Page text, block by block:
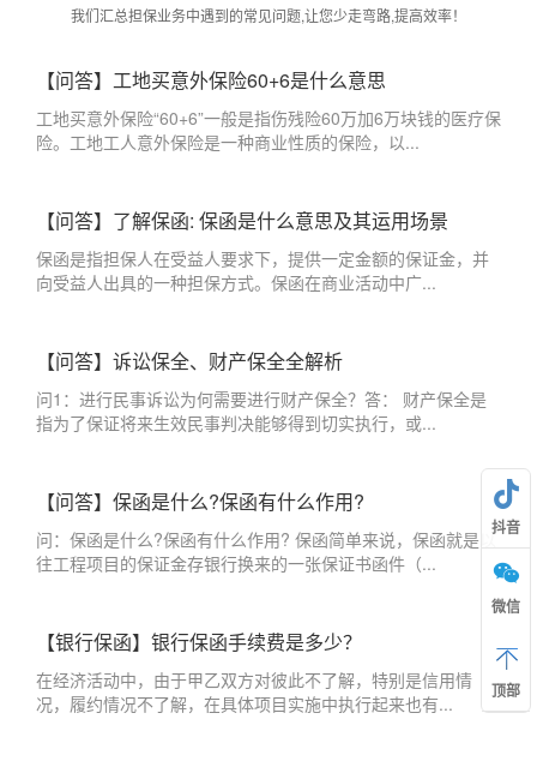
我们汇总担保业务中遇到的常见问题,让您少走弯路,提高效率！
【问答】工地买意外保险60+6是什么意思
工地买意外保险“60+6”一般是指伤残险60万加6万块钱的医疗保
险。工地工人意外保险是一种商业性质的保险，以...
【问答】了解保函: 保函是什么意思及其运用场景
保函是指担保人在受益人要求下，提供一定金额的保证金，并
向受益人出具的一种担保方式。保函在商业活动中广...
【问答】诉讼保全、财产保全全解析
问1：进行民事诉讼为何需要进行财产保全？答： 财产保全是
指为了保证将来生效民事判决能够得到切实执行，或...
【问答】保函是什么?保函有什么作用?
问：保函是什么?保函有什么作用? 保函简单来说，保函就是以
往工程项目的保证金存银行换来的一张保证书函件（...
【银行保函】银行保函手续费是多少？
在经济活动中，由于甲乙双方对彼此不了解，特别是信用情
况，履约情况不了解，在具体项目实施中执行起来也有...
抖音
微信
顶部